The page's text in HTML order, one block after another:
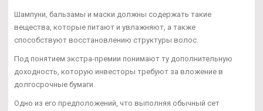
Шампуни, бальзамы и маски должны содержать такие
вещества, которые питают и увлажняют, а также
способствуют восстановлению структуры волос.
Под понятием экстра-премии понимают ту дополнительную
доходность, которую инвесторы требуют за вложение в
долгосрочные бумаги.
Одно из его предположений, что выполняя обычный сет